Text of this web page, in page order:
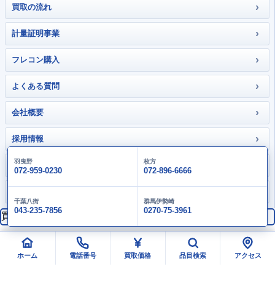
買取の流れ ›
計量証明事業 ›
フレコン購入 ›
よくある質問 ›
会社概要 ›
採用情報 ›
お問い合わせ
ホーム 電話番号 買取価格 品目検索 アクセス
羽曳野
072-959-0230
枚方
072-896-6666
千葉八街
043-235-7856
群馬伊勢崎
0270-75-3961
買取価格検索 検索